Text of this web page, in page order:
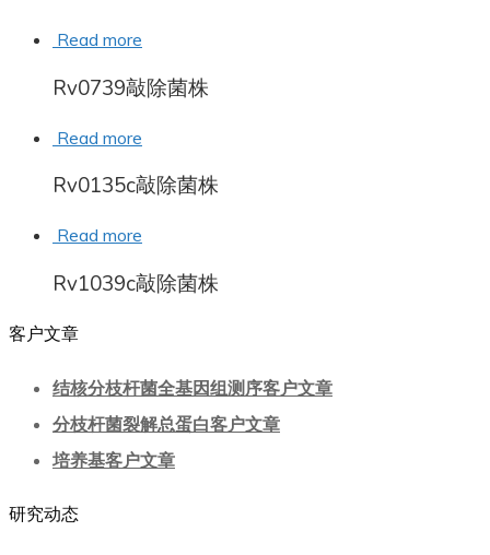
Read more
Rv0739敲除菌株
Read more
Rv0135c敲除菌株
Read more
Rv1039c敲除菌株
客户文章
结核分枝杆菌全基因组测序客户文章
分枝杆菌裂解总蛋白客户文章
培养基客户文章
研究动态